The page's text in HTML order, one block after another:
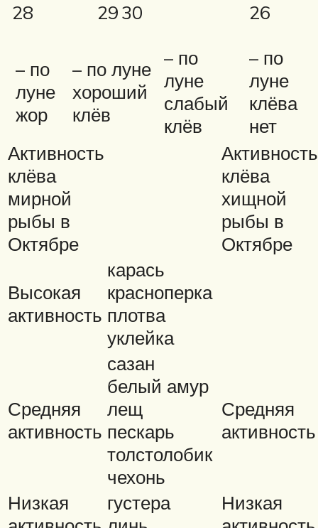
28
2930
26
– по
луне
жор
– по луне
хороший
клёв
– по
луне
слабый
клёв
– по
луне
клёва
нет
Активность
клёва
мирной
рыбы в
Октябре
Активность
клёва
хищной
рыбы в
Октябре
Высокая
активность
карась
красноперка
плотва
уклейка
Средняя
активность
сазан
белый амур
лещ
пескарь
толстолобик
чехонь
Средняя
активность
Низкая
густера
Низкая